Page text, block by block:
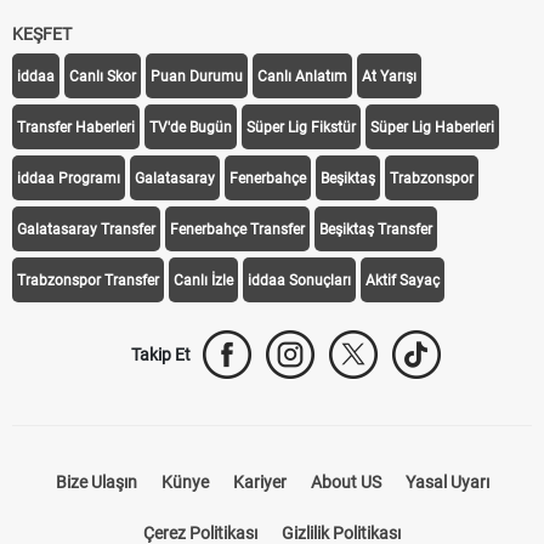
KEŞFET
iddaa Canlı Skor Puan Durumu Canlı Anlatım At Yarışı
Transfer Haberleri TV'de Bugün Süper Lig Fikstür Süper Lig Haberleri
iddaa Programı Galatasaray Fenerbahçe Beşiktaş Trabzonspor
Galatasaray Transfer Fenerbahçe Transfer Beşiktaş Transfer
Trabzonspor Transfer Canlı İzle iddaa Sonuçları Aktif Sayaç
Takip Et
Bize Ulaşın Künye Kariyer About US Yasal Uyarı
Çerez Politikası Gizlilik Politikası